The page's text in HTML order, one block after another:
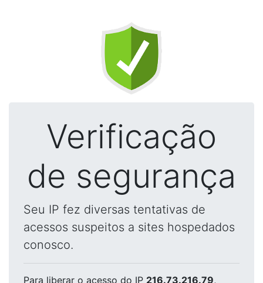
Verificação
de segurança
Seu IP fez diversas tentativas de
acessos suspeitos a sites hospedados
conosco.
Para liberar o acesso do IP 216.73.216.79,